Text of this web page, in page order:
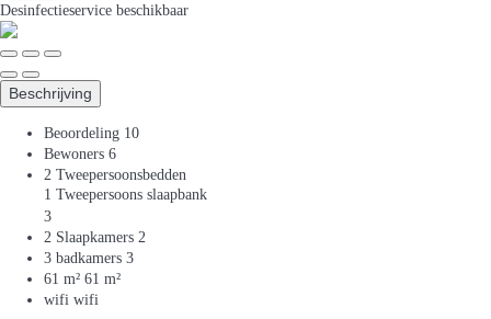
Desinfectieservice beschikbaar
Beschrijving
Beoordeling 10
Bewoners 6
2 Tweepersoonsbedden
1 Tweepersoons slaapbank
3
2 Slaapkamers 2
3 badkamers 3
61 m² 61 m²
wifi wifi